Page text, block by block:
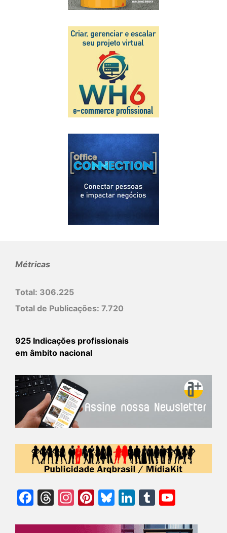
Métricas
Total: 306.225
Total de Publicações: 7.720
925 Indicações profissionais
em âmbito nacional
Facebook
Threads
Instagram
Pinterest
Bluesky
LinkedIn
Tumblr